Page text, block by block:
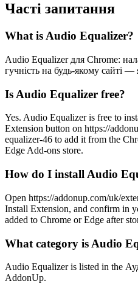
Часті запитання
What is Audio Equalizer?
Audio Equalizer для Chrome:
гучність на будь-якому сайті —
Is Audio Equalizer free?
Yes. Audio Equalizer is free to
Extension button on https://
equalizer-46 to add it from the
Edge Add-ons store.
How do I install Audio
Open https://addonup.com/uk/
Install Extension, and confirm in
added to Chrome or Edge after
What category is Audio
Audio Equalizer is listed in the
AddonUp.